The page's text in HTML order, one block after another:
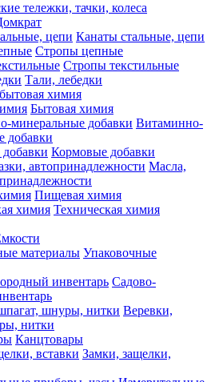
тележки, тачки, колеса
Канаты стальные, цепи
Стропы цепные
Стропы текстильные
Тали, лебедки
химия
Бытовая химия
Витаминно-
добавки
Кормовые добавки
Масла,
Пищевая химия
Техническая химия
Упаковочные
Садово-
Веревки,
нитки
Канцтовары
Замки, защелки,